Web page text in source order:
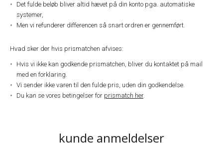
Det fulde beløb bliver altid hævet på din konto pga. automatiske
systemer,
Men vi refunderer differencen så snart ordren er gennemført.
Hvad sker der hvis prismatchen afvises:
Hvis vi ikke kan godkende prismatchen, bliver du kontaktet på mail
med en forklaring.
Vi sender ikke varen til den fulde pris, uden din godkendelse.
Du kan se vores betingelser for prismatch her.
kunde anmeldelser